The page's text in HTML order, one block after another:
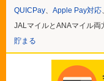
QUICPay、 Apple Pay対応、
JALマイルとANAマイル両
貯まる